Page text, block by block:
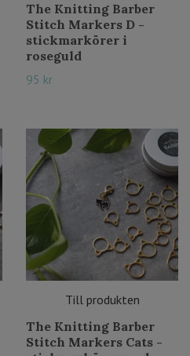
The Knitting Barber
Stitch Markers D -
stickmarkörer i
roseguld
95 kr
Till produkten
The Knitting Barber
Stitch Markers Cats -